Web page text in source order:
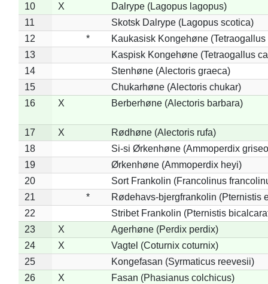
10
X
Dalrype (Lagopus lagopus)
11
Skotsk Dalrype (Lagopus scotica)
12
*
Kaukasisk Kongehøne
13
Kaspisk Kongehøne (Tetraogallus
14
Stenhøne (Alectoris graeca)
15
Chukarhøne (Alectoris chukar)
16
X Berberhøne (Alectoris barbara)
17 X
Rødhøne (Alectoris rufa)
18
Si-si Ørkenhøne (Ammoperdix
19
Ørkenhøne (Ammoperdix heyi)
20
Sort Frankolin (Francolinus
21
*
Rødehavs-bjergfrankolin (Pternistis
22
Stribet Frankolin (Pternistis
23
X
Agerhøne (Perdix perdix)
24
X
Vagtel (Coturnix coturnix)
25
Kongefasan (Syrmaticus reevesii)
26
X
Fasan (Phasianus colchicus)